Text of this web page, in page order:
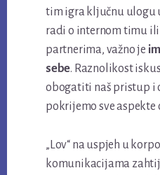
tim igra ključnu ulogu
radi o internom timu
partnerima, važno je
sebe. Raznolikost
obogatiti naš pristup i
pokrijemo sve
„Lov“ na uspjeh u
komunikacijama